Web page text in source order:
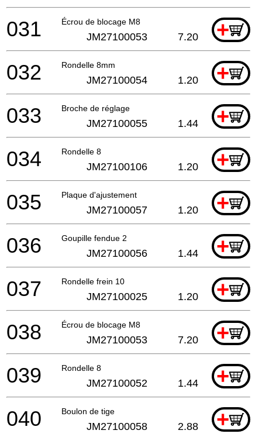
Écrou de blocage M8 +
031 JM27100053 7.20
Rondelle 8mm +
032 JM27100054 1.20
Broche de réglage +
033 JM27100055 1.44
Rondelle 8 +
034 JM27100106 1.20
Plaque d'ajustement +
035 JM27100057 1.20
Goupille fendue 2 +
036 JM27100056 1.44
Rondelle frein 10 +
037 JM27100025 1.20
Écrou de blocage M8 +
038 JM27100053 7.20
Rondelle 8 +
039 JM27100052 1.44
Boulon de tige +
040 JM27100058 2.88